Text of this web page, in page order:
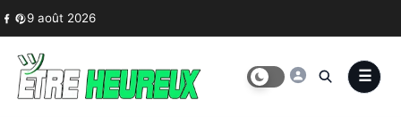
Skip to content
9 août 2026